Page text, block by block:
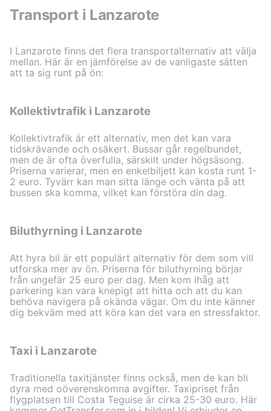
Transport i Lanzarote
I Lanzarote finns det flera transportalternativ att välja
mellan. Här är en jämförelse av de vanligaste sätten
att ta sig runt på ön:
Kollektivtrafik i Lanzarote
Kollektivtrafik är ett alternativ, men det kan vara
tidskrävande och osäkert. Bussar går regelbundet,
men de är ofta överfulla, särskilt under högsäsong.
Priserna varierar, men en enkelbiljett kan kosta runt 1-
2 euro. Tyvärr kan man sitta länge och vänta på att
bussen ska komma, vilket kan förstöra din dag.
Biluthyrning i Lanzarote
Att hyra bil är ett populärt alternativ för dem som vill
utforska mer av ön. Priserna för biluthyrning börjar
från ungefär 25 euro per dag. Men kom ihåg att
parkering kan vara knepigt att hitta och att du kan
behöva navigera på okända vägar. Om du inte känner
dig bekväm med att köra kan det vara en stressfaktor.
Taxi i Lanzarote
Traditionella taxitjänster finns också, men de kan bli
dyra med oöverenskomna avgifter. Taxipriset från
flygplatsen till Costa Teguise är cirka 25-30 euro. Här